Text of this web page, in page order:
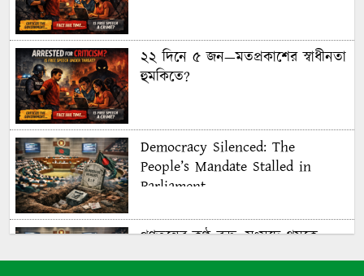
২২ দিনে ৫ জন—মতপ্রকাশের স্বাধীনতা
হুমকিতে?
Democracy Silenced: The
People’s Mandate Stalled in
Parliament
গণতন্ত্রের কণ্ঠ রুদ্ধ: সংসদে থমকে
গণরায়